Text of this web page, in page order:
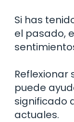
Si has
el pasado,
Reflexionar
puede
significado
actuales.